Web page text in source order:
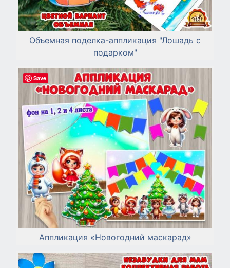
Объемная поделка-аппликация "Лошадь с
подарком"
Аппликация «Новогодний маскарад»
Save